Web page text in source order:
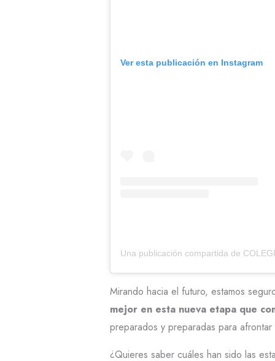
Ver esta publicación en Instagram
Mirando hacia el futuro, estamos
mejor en esta nueva etapa que
preparados y preparadas para
¿Quieres saber cuáles han sido las